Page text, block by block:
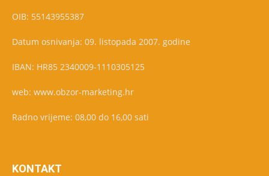
OIB: 55143955387
Datum osnivanja: 09. listopada 2007. godine
IBAN: HR85 2340009-1110305125
web: www.obzor-marketing.hr
Radno vrijeme: 08,00 do 16,00 sati
KONTAKT